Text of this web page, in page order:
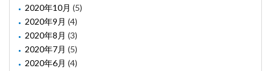
2020年10月 (5)
2020年9月 (4)
2020年8月 (3)
2020年7月 (5)
2020年6月 (4)